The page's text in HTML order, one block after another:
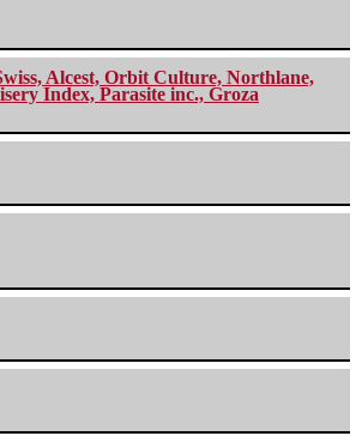
Alcest, Orbit Culture, Northlane,
Index, Parasite inc., Groza